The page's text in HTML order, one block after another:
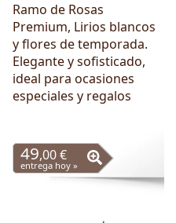
Ramo de Rosas
Premium, Lirios blancos
y flores de temporada.
Elegante y sofisticado,
ideal para ocasiones
especiales y regalos
49,00 €
entrega hoy »